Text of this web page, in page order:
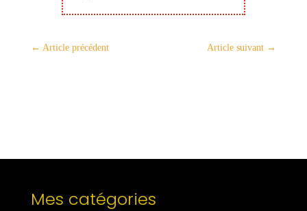
← Article précédent Article suivant →
Mes catégories